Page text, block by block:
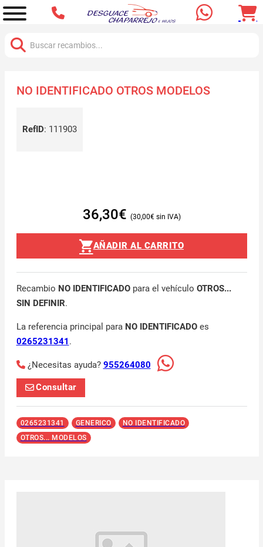
NO IDENTIFICADO OTROS MODELOS
RefID: 111903
36,30€ 30,00€
AÑADIR AL CARRITO
Recambio NO IDENTIFICADOpara el vehículo OTROS...
SIN DEFINIR.
La referencia principal para NO IDENTIFICADOes
0265231341 .
¿Necesitas ayuda? 955264080
Consultar
0265231341 GENERICO
NO IDENTIFICADO
OTROS... MODELOS